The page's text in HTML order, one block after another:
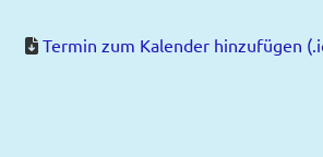
Termin zum Kalender hinzufügen